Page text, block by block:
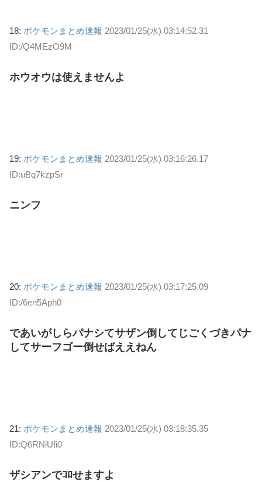
18: ポケモンまとめ速報 2023/01/25(水) 03:14:52.31
ID:/Q4MEzO9M
ホウオウは使えませんよ
19: ポケモンまとめ速報 2023/01/25(水) 03:16:26.17
ID:uBq7kzpSr
ニンフ
20: ポケモンまとめ速報 2023/01/25(水) 03:17:25.09
ID:/6en5Aph0
であいがしらパナシてサザン倒してじごくづきパナ
してサーフゴー倒せばええねん
21: ポケモンまとめ速報 2023/01/25(水) 03:18:35.35
ID:Q6RNiUfi0
ザシアンでｺﾛせますよ